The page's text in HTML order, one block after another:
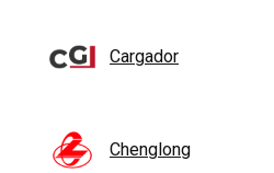
Cargador
Chenglong